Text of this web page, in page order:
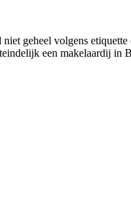
geheel volgens
een makelaardij in